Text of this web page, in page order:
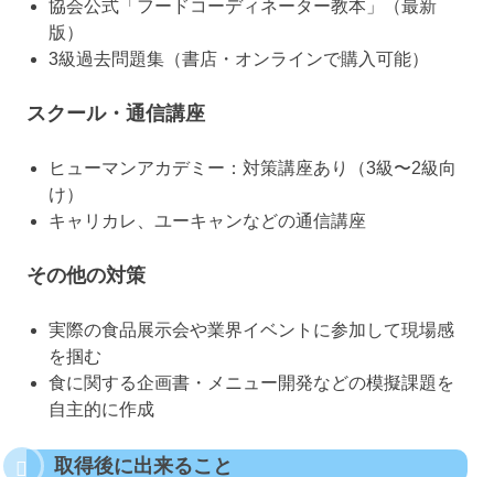
協会公式「フードコーディネーター教本」（最新
版）
3級過去問題集（書店・オンラインで購入可能）
スクール・通信講座
ヒューマンアカデミー：対策講座あり（3級〜2級向
け）
キャリカレ、ユーキャンなどの通信講座
その他の対策
実際の食品展示会や業界イベントに参加して現場感
を掴む
食に関する企画書・メニュー開発などの模擬課題を
自主的に作成
取得後に出来ること